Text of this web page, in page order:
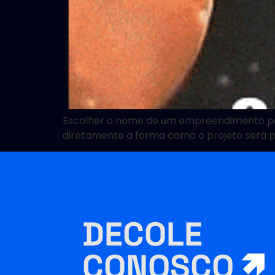
Escolher o nome de um empreendimento
diretamente a forma como o projeto será
DECOLE